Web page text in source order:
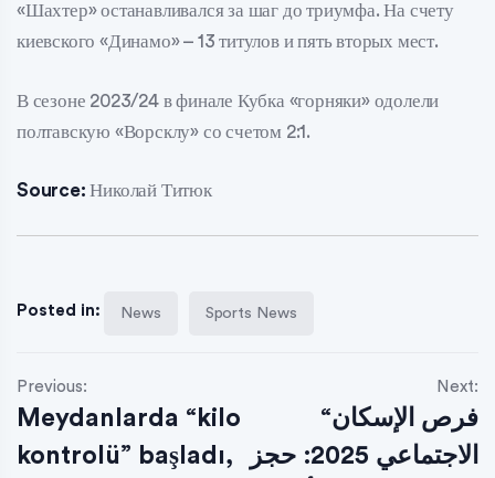
«Шахтер» останавливался за шаг до триумфа. На счету
киевского «Динамо» – 13 титулов и пять вторых мест.
В сезоне 2023/24 в финале Кубка «горняки» одолели
полтавскую «Ворсклу» со счетом 2:1.
Source: Николай Титюк
Posted in: News Sports News
Previous:
Meydanlarda “kilo
kontrolü” başladı,
Next:
“فرص الإسكان
الاجتماعي 2025: حجز